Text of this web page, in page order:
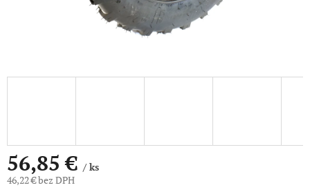
56,85 €/ ks
46,22 € bez DPH